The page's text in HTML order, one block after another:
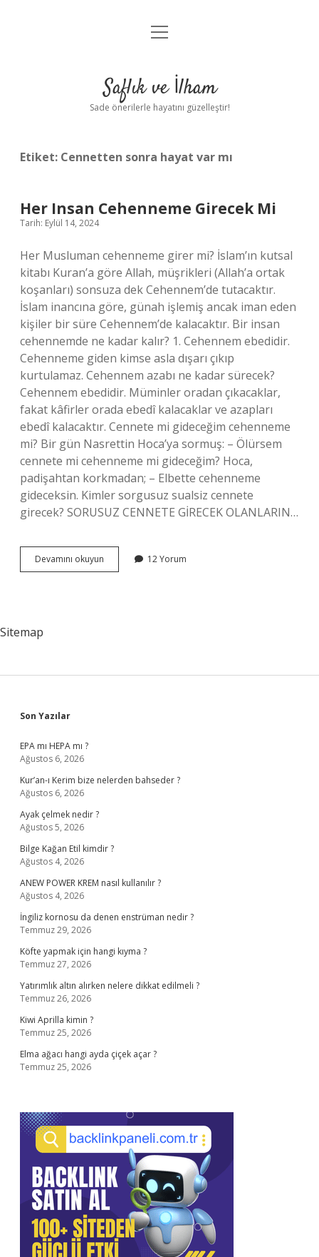
Anasayfa
Yasal Uyarı
menüyü
Saflık ve İlham
Sade önerilerle hayatını güzelleştir!
Etiket: Cennetten sonra hayat var mı
Her Insan Cehenneme Girecek Mi
Tarih: Eylül 14, 2024
Her Musluman cehenneme girer mi? İslam’ın kutsal
kitabı Kuran’a göre Allah, müşrikleri (Allah’a ortak
koşanları) sonsuza dek Cehennem’de tutacaktır.
İslam inancına göre, günah işlemiş ancak iman eden
kişiler bir süre Cehennem’de kalacaktır. Bir insan
cehennemde ne kadar kalır? 1. Cehennem ebedidir.
Cehenneme giden kimse asla dışarı çıkıp
kurtulamaz. Cehennem azabı ne kadar sürecek?
Cehennem ebedidir. Müminler oradan çıkacaklar,
fakat kâfirler orada ebedî kalacaklar ve azapları
ebedî kalacaktır. Cennete mi gideceğim cehenneme
mi? Bir gün Nasrettin Hoca’ya sormuş: – Ölürsem
cennete mi cehenneme mi gideceğim? Hoca,
padişahtan korkmadan; – Elbette cehenneme
gideceksin. Kimler sorgusuz sualsiz cennete
girecek? SORUSUZ CENNETE GİRECEK OLANLARIN…
Devamını okuyun
Insan
12 Yorum
Sitemap
Sidebar
Son Yazılar
EPA mı HEPA mı ?
Ağustos 6, 2026
Kur’an-ı Kerim bize nelerden bahseder ?
Ağustos 6, 2026
Ayak çelmek nedir ?
Ağustos 5, 2026
Bilge Kağan Etil kimdir ?
Ağustos 4, 2026
ANEW POWER KREM nasıl kullanılır ?
Ağustos 4, 2026
İngiliz kornosu da denen enstrüman nedir ?
Temmuz 29, 2026
Köfte yapmak için hangi kıyma ?
Temmuz 27, 2026
Yatırımlık altın alırken nelere dikkat edilmeli ?
Temmuz 26, 2026
Kiwi Aprilla kimin ?
Temmuz 25, 2026
Elma ağacı hangi ayda çiçek açar ?
Temmuz 25, 2026